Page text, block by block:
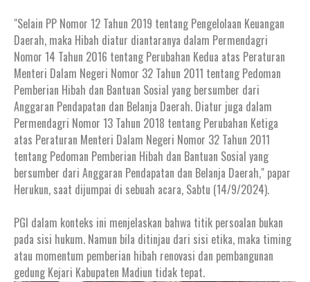
"Selain PP Nomor 12 Tahun 2019 tentang Pengelolaan Keuangan
Daerah, maka Hibah diatur diantaranya dalam Permendagri
Nomor 14 Tahun 2016 tentang Perubahan Kedua atas Peraturan
Menteri Dalam Negeri Nomor 32 Tahun 2011 tentang Pedoman
Pemberian Hibah dan Bantuan Sosial yang bersumber dari
Anggaran Pendapatan dan Belanja Daerah. Diatur juga dalam
Permendagri Nomor 13 Tahun 2018 tentang Perubahan Ketiga
atas Peraturan Menteri Dalam Negeri Nomor 32 Tahun 2011
tentang Pedoman Pemberian Hibah dan Bantuan Sosial yang
bersumber dari Anggaran Pendapatan dan Belanja Daerah," papar
Herukun, saat dijumpai di sebuah acara, Sabtu (14/9/2024).
PGI dalam konteks ini menjelaskan bahwa titik persoalan bukan
pada sisi hukum. Namun bila ditinjau dari sisi etika, maka timing
atau momentum pemberian hibah renovasi dan pembangunan
gedung Kejari Kabupaten Madiun tidak tepat.